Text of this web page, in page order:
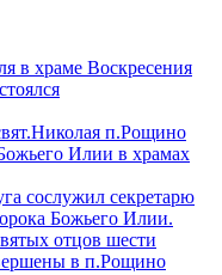
в храме Воскресения
п.Рощино
Илии в храмах
сослужил секретарю
Божьего Илии.
отцов шести
в п.Рощино